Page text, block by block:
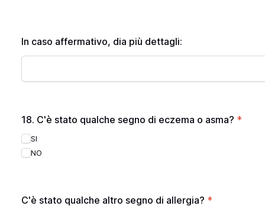
In caso affermativo, dia più dettagli:
18. C'è stato qualche segno di eczema o asma? *
SI
NO
C'è stato qualche altro segno di allergia? *